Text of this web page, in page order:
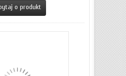
o produkt